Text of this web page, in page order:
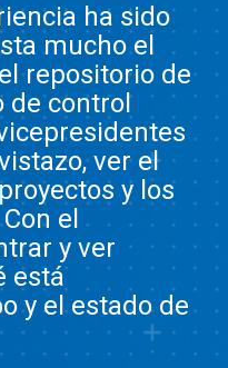
ha sido
mucho el
repositorio de
de control
ver el
y los
el
y ver
está
y el estado de